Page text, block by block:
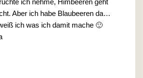
ich nehme, Himbeeren geht
Aber ich habe Blaubeeren da…
ich was ich damit mache 🙂